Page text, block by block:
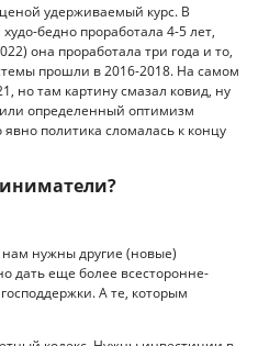
удерживаемый курс. В
бедно проработала 4-5 лет,
она проработала три года и то,
прошли в 2016-2018. На самом
но там картину смазал ковид, ну
определенный оптимизм
политика сломалась к концу
нам нужны другие (новые)
дать еще более всесторонне-
А те, которым